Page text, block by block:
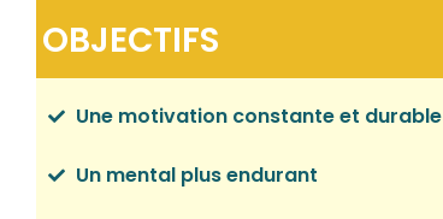
OBJECTIFS
Une motivation constante et durable
Un mental plus endurant